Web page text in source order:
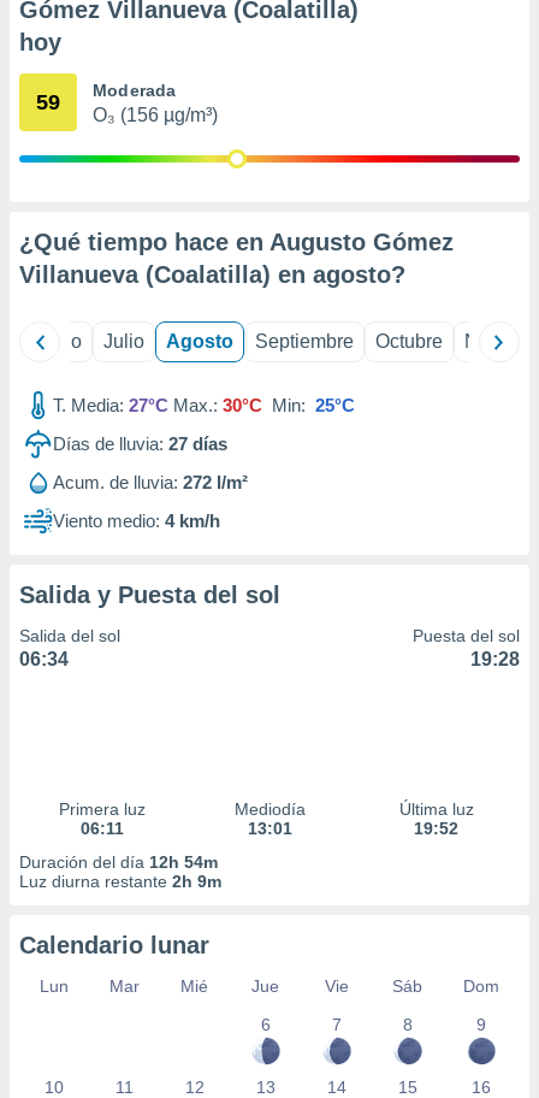
mediante
publicidad
de
1199
Gómez Villanueva (Coalatilla)
hoy
59 Moderada
O₃ (156 µg/m³)
¿Qué tiempo hace en Augusto Gómez
Villanueva (Coalatilla) en agosto?
Junio Julio Agosto Septiembre Octubre
T. Media: 27°C Max.: 30°C Min: 25°C
Días de lluvia: 27 días
Acum. de lluvia: 272 l/m²
Viento medio: 4 km/h
Salida y Puesta del sol
Salida del sol
06:34
Puesta del sol
19:28
Primera luz
06:11
Mediodía
13:01
Última luz
19:52
Duración del día 12h 54m
Luz diurna restante 2h 9m
Calendario lunar
Lun Mar Mié Jue Vie Sáb
Dom
6
7 8 9
10 11 12 13 14 15 16